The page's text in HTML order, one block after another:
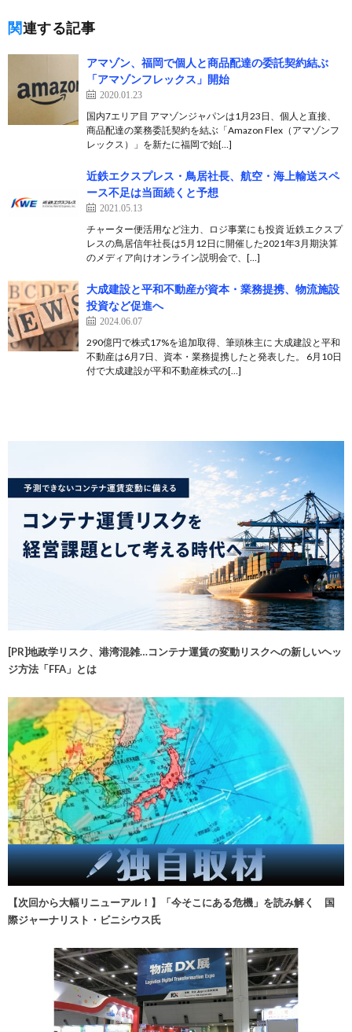
関連する記事
アマゾン、福岡で個人と商品配達の委託契約結ぶ
「アマゾンフレックス」開始
2020.01.23
国内7エリア目 アマゾンジャパンは1月23日、個人と直接、
商品配達の業務委託契約を結ぶ「Amazon Flex（アマゾンフ
レックス）」を新たに福岡で始[…]
近鉄エクスプレス・鳥居社長、航空・海上輸送スペ
ース不足は当面続くと予想
2021.05.13
チャーター便活用など注力、ロジ事業にも投資 近鉄エクスプ
レスの鳥居信年社長は5月12日に開催した2021年3月期決算
のメディア向けオンライン説明会で、[…]
大成建設と平和不動産が資本・業務提携、物流施設
投資など促進へ
2024.06.07
290億円で株式17%を追加取得、筆頭株主に 大成建設と平和
不動産は6月7日、資本・業務提携したと発表した。 6月10日
付で大成建設が平和不動産株式の[…]
[PR]地政学リスク、港湾混雑…コンテナ運賃の変動リスクへの新しいヘッ
ジ方法「FFA」とは
【次回から大幅リニューアル！】「今そこにある危機」を読み解く 国
際ジャーナリスト・ビニシウス氏